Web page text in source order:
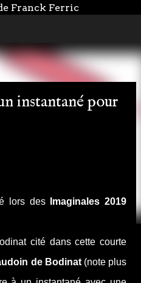
principal
Franck Ferric
instantané pour
lors des
Imaginales 2019
cité dans cette courte
de Bodinat(note plus